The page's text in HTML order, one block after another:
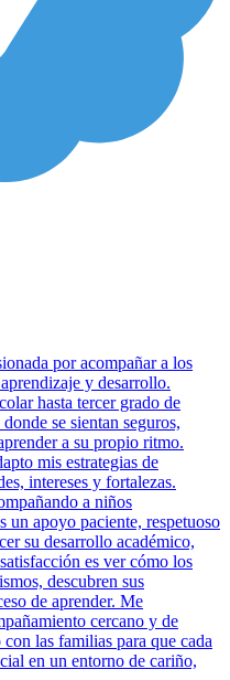
por acompañar a los
y desarrollo.
hasta tercer grado de
se sientan seguros,
a su propio ritmo.
mis estrategias de
intereses y fortalezas.
a niños
un apoyo paciente, respetuoso
su desarrollo académico,
es ver cómo los
descubren sus
de aprender. Me
cercano y de
las familias para que cada
en un entorno de cariño,